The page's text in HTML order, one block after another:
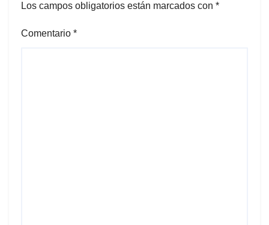
Los campos obligatorios están marcados con *
Comentario *